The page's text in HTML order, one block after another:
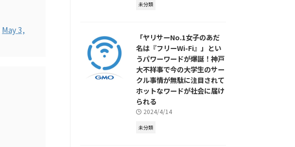
May 3,
未分類
「ヤリサーNo.1女子のあだ
名は『フリーWi-Fi』」とい
うパワーワードが爆誕！神戸
大不祥事で今の大学生のサー
クル事情が無駄に注目されて
ホットなワードが社会に届け
られる
2024/4/14
未分類